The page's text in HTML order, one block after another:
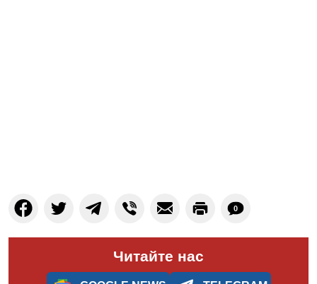
0
Читайте нас